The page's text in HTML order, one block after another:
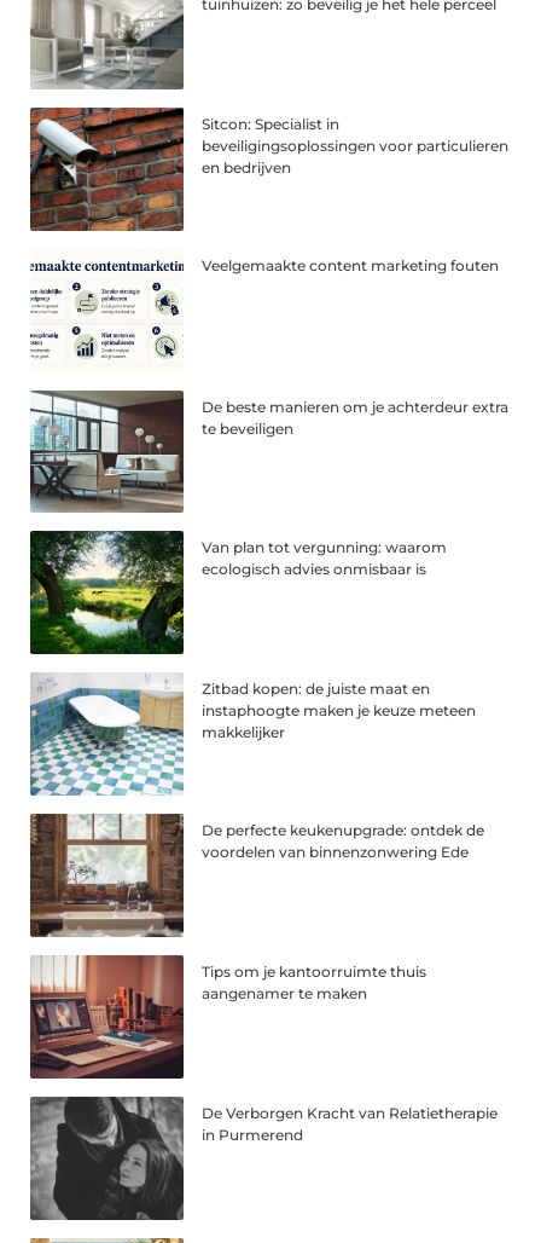
tuinhuizen: zo beveilig je het hele perceel
Sitcon: Specialist in
beveiligingsoplossingen voor particulieren
en bedrijven
Veelgemaakte content marketing fouten
De beste manieren om je achterdeur extra
te beveiligen
Van plan tot vergunning: waarom
ecologisch advies onmisbaar is
Zitbad kopen: de juiste maat en
instaphoogte maken je keuze meteen
makkelijker
De perfecte keukenupgrade: ontdek de
voordelen van binnenzonwering Ede
Tips om je kantoorruimte thuis
aangenamer te maken
De Verborgen Kracht van Relatietherapie
in Purmerend